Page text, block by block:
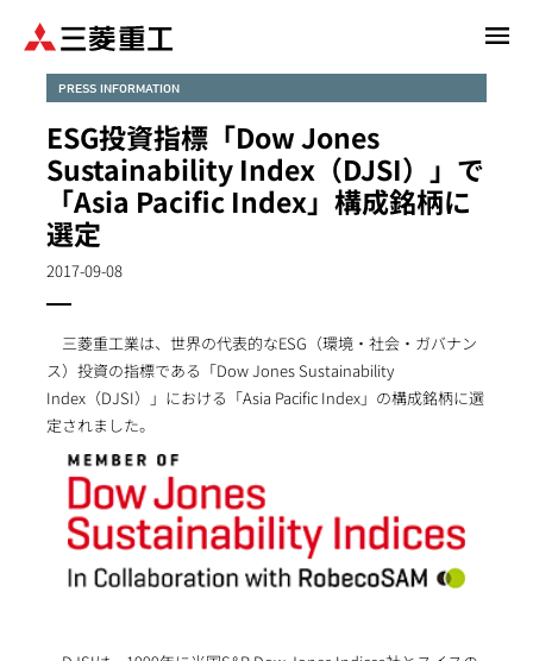
PRESS INFORMATION
ESG投資指標「Dow Jones
Sustainability Index（DJSI）」で
「Asia Pacific Index」構成銘柄に
選定
2017-09-08
三菱重工業は、世界の代表的なESG（環境・社会・ガバナン
ス）投資の指標である「Dow Jones Sustainability
Index（DJSI）」における「Asia Pacific Index」の構成銘柄に選
定されました。